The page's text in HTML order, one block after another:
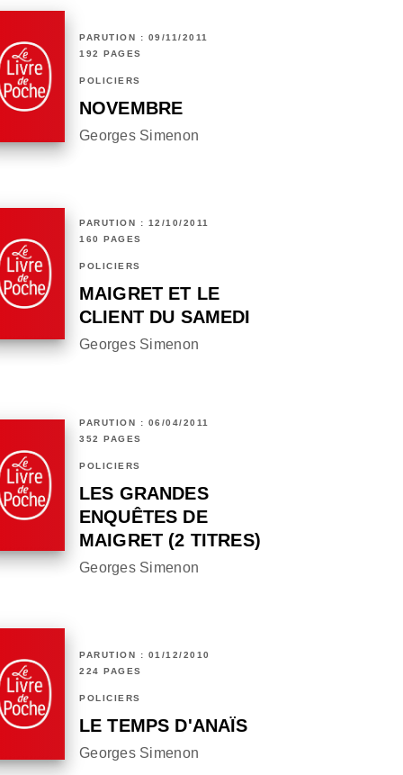
PARUTION : 09/11/2011
192 PAGES
POLICIERS
NOVEMBRE
Georges Simenon
PARUTION : 12/10/2011
160 PAGES
POLICIERS
MAIGRET ET LE
CLIENT DU SAMEDI
Georges Simenon
PARUTION : 06/04/2011
352 PAGES
POLICIERS
LES GRANDES
ENQUÊTES DE
MAIGRET (2 TITRES)
Georges Simenon
PARUTION : 01/12/2010
224 PAGES
POLICIERS
LE TEMPS D'ANAÏS
Georges Simenon